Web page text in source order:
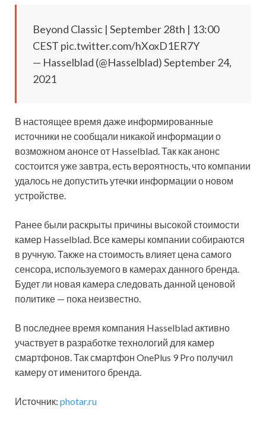
Beyond Classic | September 28th | 13:00
CEST pic.twitter.com/hXoxD1ER7Y
— Hasselblad (@Hasselblad) September 24,
2021
В настоящее время даже информированные
источники не сообщали никакой информации о
возможном анонсе от Hasselblad. Так как анонс
состоится уже завтра, есть вероятность, что компании
удалось не допустить утечки информации о новом
устройстве.
Ранее были раскрыты причины высокой стоимости
камер Hasselblad. Все камеры компании собираются
в ручную. Также на стоимость влияет цена самого
сенсора, используемого в камерах данного бренда.
Будет ли новая камера следовать данной ценовой
политике — пока неизвестно.
В последнее время компания Hasselblad активно
участвует в разработке технологий для камер
смартфонов. Так смартфон OnePlus 9 Pro получил
камеру от именитого бренда.
Источник: photar.ru